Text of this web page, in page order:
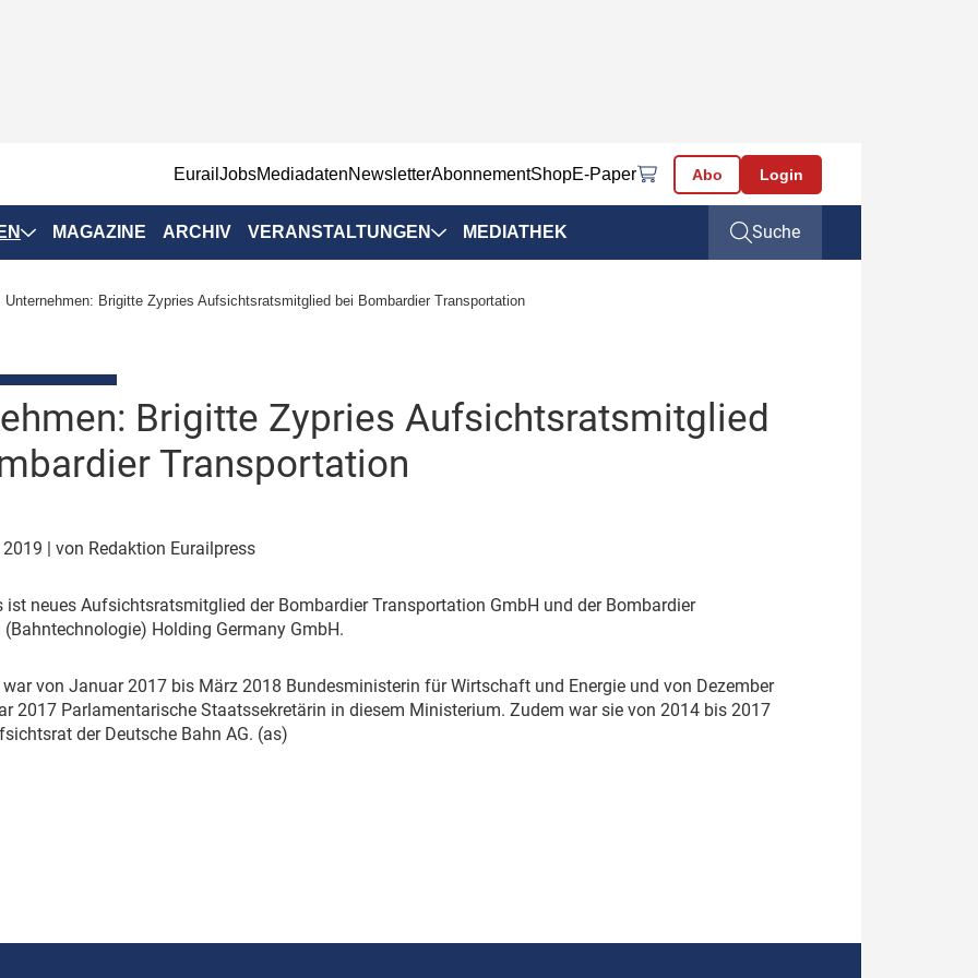
EurailJobsMediadatenNewsletterAbonnementShopE-Paper Abo Login
Positionen
& Märkte
& Ausrüstung
MAGAZINE ARCHIV VERANSTALTUNGEN
Veranstaltungen
Branchentermine
MEDIATHEK Suche
Unternehmen: Brigitte Zypries Aufsichtsratsmitglied bei Bombardier Transportation
Brigitte Zypries Aufsichtsratsmitglied
Transportation
| von Redaktion Eurailpress
ist neues Aufsichtsratsmitglied der Bombardier Transportation GmbH und der Bombardier
Holding Germany GmbH.
von Januar 2017 bis März 2018 Bundesministerin für Wirtschaft und Energie und von Dezember
2017 Parlamentarische Staatssekretärin in diesem Ministerium. Zudem war sie von 2014 bis 2017
der Deutsche Bahn AG. (as)